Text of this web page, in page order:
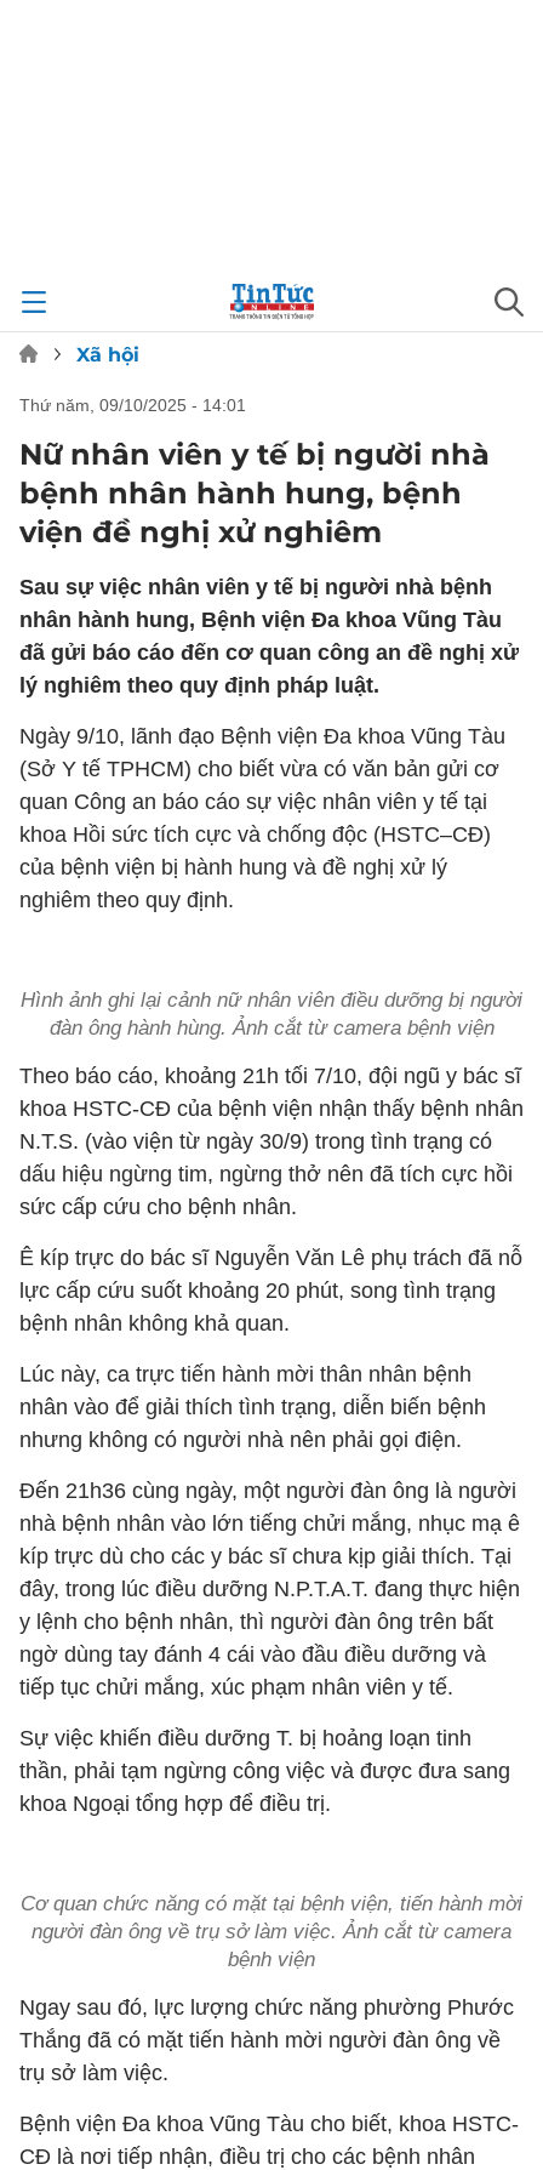
Xã hội
thứ năm, 09/10/2025 - 14:01
Nữ nhân viên y tế bị người nhà
bệnh nhân hành hung, bệnh
viện đề nghị xử nghiêm
Sau sự việc nhân viên y tế bị người nhà bệnh
nhân hành hung, Bệnh viện Đa khoa Vũng Tàu
đã gửi báo cáo đến cơ quan công an đề nghị xử
lý nghiêm theo quy định pháp luật.
Ngày 9/10, lãnh đạo Bệnh viện Đa khoa Vũng Tàu
(Sở Y tế TPHCM) cho biết vừa có văn bản gửi cơ
quan Công an báo cáo sự việc nhân viên y tế tại
khoa Hồi sức tích cực và chống độc (HSTC–CĐ)
của bệnh viện bị hành hung và đề nghị xử lý
nghiêm theo quy định.
Hình ảnh ghi lại cảnh nữ nhân viên điều dưỡng bị người
đàn ông hành hùng. Ảnh cắt từ camera bệnh viện
Theo báo cáo, khoảng 21h tối 7/10, đội ngũ y bác sĩ
khoa HSTC-CĐ của bệnh viện nhận thấy bệnh nhân
N.T.S. (vào viện từ ngày 30/9) trong tình trạng có
dấu hiệu ngừng tim, ngừng thở nên đã tích cực hồi
sức cấp cứu cho bệnh nhân.
Ê kíp trực do bác sĩ Nguyễn Văn Lê phụ trách đã nỗ
lực cấp cứu suốt khoảng 20 phút, song tình trạng
bệnh nhân không khả quan.
Lúc này, ca trực tiến hành mời thân nhân bệnh
nhân vào để giải thích tình trạng, diễn biến bệnh
nhưng không có người nhà nên phải gọi điện.
Đến 21h36 cùng ngày, một người đàn ông là người
nhà bệnh nhân vào lớn tiếng chửi mắng, nhục mạ ê
kíp trực dù cho các y bác sĩ chưa kịp giải thích. Tại
đây, trong lúc điều dưỡng N.P.T.A.T. đang thực hiện
y lệnh cho bệnh nhân, thì người đàn ông trên bất
ngờ dùng tay đánh 4 cái vào đầu điều dưỡng và
tiếp tục chửi mắng, xúc phạm nhân viên y tế.
Sự việc khiến điều dưỡng T. bị hoảng loạn tinh
thần, phải tạm ngừng công việc và được đưa sang
khoa Ngoại tổng hợp để điều trị.
Cơ quan chức năng có mặt tại bệnh viện, tiến hành mời
người đàn ông về trụ sở làm việc. Ảnh cắt từ camera
bệnh viện
Ngay sau đó, lực lượng chức năng phường Phước
Thắng đã có mặt tiến hành mời người đàn ông về
trụ sở làm việc.
Bệnh viện Đa khoa Vũng Tàu cho biết, khoa HSTC-
CĐ là nơi tiếp nhận, điều trị cho các bệnh nhân